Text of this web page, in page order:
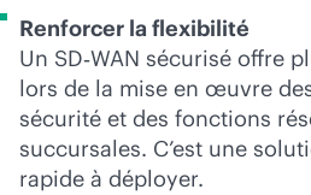
Renforcer la flexibilité
Un SD‑WAN sécurisé offre
lors de la mise en œuvre
sécurité et des fonctions
succursales. C’est une
rapide à déployer.